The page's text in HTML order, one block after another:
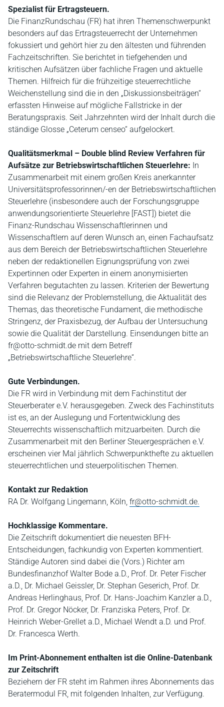
Spezialist für Ertragsteuern.
Die FinanzRundschau (FR) hat ihren Themenschwerpunkt
besonders auf das Ertragsteuerrecht der Unternehmen
fokussiert und gehört hier zu den ältesten und führenden
Fachzeitschriften. Sie berichtet in tiefgehenden und
kritischen Aufsätzen über fachliche Fragen und aktuelle
Themen. Hilfreich für die frühzeitige steuerrechtliche
Weichenstellung sind die in den „Diskussionsbeiträgen“
erfassten Hinweise auf mögliche Fallstricke in der
Beratungspraxis. Seit Jahrzehnten wird der Inhalt durch die
ständige Glosse „Ceterum censeo“ aufgelockert.
Qualitätsmerkmal – Double blind Review Verfahren für
Aufsätze zur Betriebswirtschaftlichen Steuerlehre: In
Zusammenarbeit mit einem großen Kreis anerkannter
Universitätsprofessorinnen/-en der Betriebswirtschaftlichen
Steuerlehre (insbesondere auch der Forschungsgruppe
anwendungsorientierte Steuerlehre [FAST]) bietet die
Finanz-Rundschau Wissenschaftlerinnen und
Wissenschaftlern auf deren Wunsch an, einen Fachaufsatz
aus dem Bereich der Betriebswirtschaftlichen Steuerlehre
neben der redaktionellen Eignungsprüfung von zwei
Expertinnen oder Experten in einem anonymisierten
Verfahren begutachten zu lassen. Kriterien der Bewertung
sind die Relevanz der Problemstellung, die Aktualität des
Themas, das theoretische Fundament, die methodische
Stringenz, der Praxisbezug, der Aufbau der Untersuchung
sowie die Qualität der Darstellung. Einsendungen bitte an
fr@otto-schmidt.de mit dem Betreff
„Betriebswirtschaftliche Steuerlehre“.
Gute Verbindungen.
Die FR wird in Verbindung mit dem Fachinstitut der
Steuerberater e.V. herausgegeben. Zweck des Fachinstituts
ist es, an der Auslegung und Fortentwicklung des
Steuerrechts wissenschaftlich mitzuarbeiten. Durch die
Zusammenarbeit mit den Berliner Steuergesprächen e.V.
erscheinen vier Mal jährlich Schwerpunkthefte zu aktuellen
steuerrechtlichen und steuerpolitischen Themen.
Kontakt zur Redaktion
RA Dr. Wolfgang Lingemann, Köln, fr@otto-schmidt.de.
Hochklassige Kommentare.
Die Zeitschrift dokumentiert die neuesten BFH-
Entscheidungen, fachkundig von Experten kommentiert.
Ständige Autoren sind dabei die (Vors.) Richter am
Bundesfinanzhof Walter Bode a.D., Prof. Dr. Peter Fischer
a.D., Dr. Michael Geissler, Dr. Stephan Geserich, Prof. Dr.
Andreas Herlinghaus, Prof. Dr. Hans-Joachim Kanzler a.D.,
Prof. Dr. Gregor Nöcker, Dr. Franziska Peters, Prof. Dr.
Heinrich Weber-Grellet a.D., Michael Wendt a.D. und Prof.
Dr. Francesca Werth.
Im Print-Abonnement enthalten ist die Online-Datenbank
zur Zeitschrift
Beziehern der FR steht im Rahmen ihres Abonnements das
Beratermodul FR, mit folgenden Inhalten, zur Verfügung.